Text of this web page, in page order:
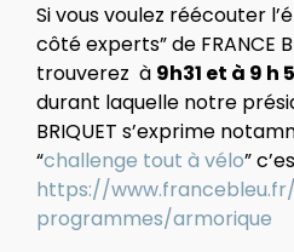
Si vous voulez réécouter
côté experts” de FRANCE
trouverez à 9h31 et à 9 h
durant laquelle notre
BRIQUET s’exprime
“challenge tout à vélo”
https://
programmes/armorique